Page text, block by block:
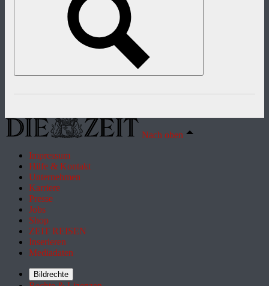
Nach oben
Impressum
Hilfe & Kontakt
Unternehmen
Karriere
Presse
Jobs
Shop
ZEIT REISEN
Inserieren
Mediadaten
Bildrechte